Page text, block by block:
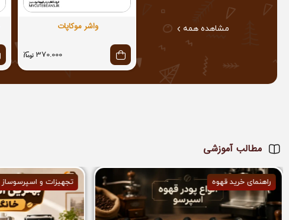
مشاهده همه واشر موکاپات
370.000
مطالب آموزشی
راهنمای خرید قهوه تجهیزات و اسپرسوساز